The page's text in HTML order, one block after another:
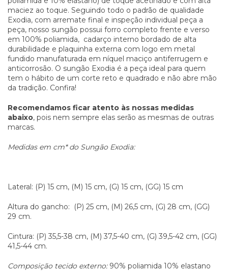
maciez ao toque. Seguindo todo o padrão de qualidade
Exodia, com arremate final e inspeção individual peça a
peça, nosso sungão possui forro completo frente e verso
em 100% poliamida, cadarço interno bordado de alta
durabilidade e plaquinha externa com logo em metal
fundido manufaturada em níquel maciço antiferrugem e
anticorrosão. O sungão Exodia é a peça ideal para quem
tem o hábito de um corte reto e quadrado e não abre mão
da tradição. Confira!
Recomendamos ficar atento às nossas medidas
abaixo, pois nem sempre elas serão as mesmas de outras
marcas.
Medidas em cm* do Sungão Exodia:
Lateral: (P) 15 cm, (M) 15 cm, (G) 15 cm, (GG) 15 cm
Altura do gancho: (P) 25 cm, (M) 26,5 cm, (G) 28 cm, (GG)
29 cm.
Cintura: (P) 35,5-38 cm, (M) 37,5-40 cm, (G) 39,5-42 cm, (GG)
41,5-44 cm.
Composição tecido externo:90% poliamida 10% elastano